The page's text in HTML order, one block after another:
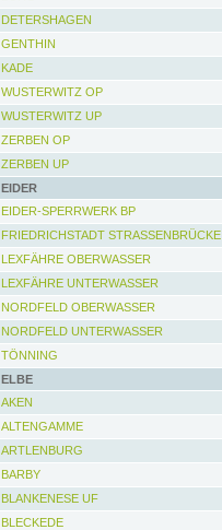
DETERSHAGEN
GENTHIN
KADE
WUSTERWITZ OP
WUSTERWITZ UP
ZERBEN OP
ZERBEN UP
EIDER
EIDER-SPERRWERK BP
FRIEDRICHSTADT STRASSENBRÜCKE
LEXFÄHRE OBERWASSER
LEXFÄHRE UNTERWASSER
NORDFELD OBERWASSER
NORDFELD UNTERWASSER
TÖNNING
ELBE
AKEN
ALTENGAMME
ARTLENBURG
BARBY
BLANKENESE UF
BLECKEDE